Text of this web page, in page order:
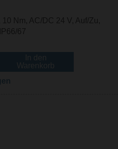
Nm, AC/DC 24 V, Auf/Zu,
67